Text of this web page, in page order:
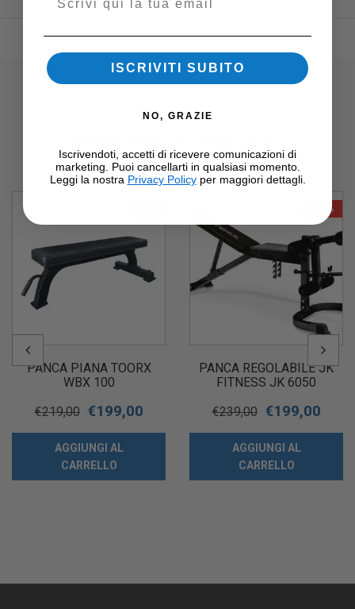
PANCA PIANA TOORX
WBX 100
€219,00 €199,00
AGGIUNGI AL
CARRELLO
-17%
PANCA REGOLABILE JK
FITNESS JK 6050
€239,00 €199,00
AGGIUNGI AL
CARRELLO
ISCRIVITI SUBITO
NO, GRAZIE
Iscrivendoti, accetti di ricevere comunicazioni di
marketing. Puoi cancellarti in qualsiasi momento.
Leggi la nostra Privacy Policyper maggiori dettagli.